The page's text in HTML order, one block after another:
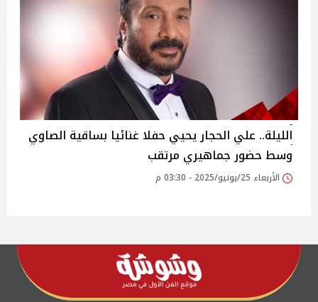
الليلة.. علي الحجار يحيي حفلا غنائيا بساقية الصاوي
وسط حضور جماهيري مرتقب‎
الأربعاء 25/يونيو/2025 - 03:30 م